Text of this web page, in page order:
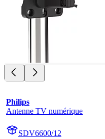
Philips
Antenne TV numérique
SDV6600/12